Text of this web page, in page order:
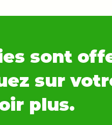
sont
sur
plus.